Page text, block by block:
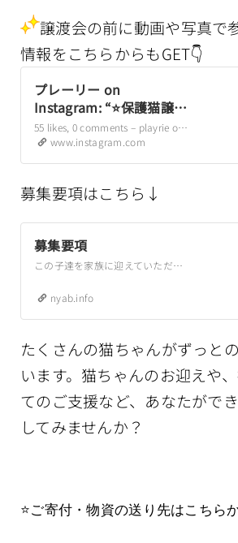
譲渡会の前に動画や写真で
情報をこちらからもGET👇
プレーリー on
Instagram: “⭐️保護猫譲渡
会情報10/12（日）東戸塚
譲渡会の参加予定メンバ
ーはこちら※体調などに
ります子猫から大人猫ま
お家を待っていますぜひ
皆んなに会いに来てくだ
段の様子をご覧いただけ
ます⭐️は初参加🟩子猫部門
⭐️【庭野兄妹】りる♀丈太
郎♂
@mikenosato_nyab⭐️【藤
沢ボーイズ】月♂ 渚♂ 水
輝♂ @playrie【ミーポ
ン…
55 likes, 0 comments – playrie on October 4, 2025: “⭐️保護猫譲渡会情報10/12（日）東戸塚譲渡会の参加予定メンバーはこちら※体調などによりお休みする場合もあります子猫から大人猫まで🐈🐈‍⬛初参加の猫たちも多数参加❣️みんなずっとのお家を待っていますぜひ皆んなに会いに来てください❗️↓各アカウン…
www.instagram.com
募集要項はこちら↓
募集要項
この子達を家族に迎えていただけると、次の子にチャンスが巡ってきます。外暮らしの猫たちにどうかチャンスを与えていただけると幸いです。里親（猫のお母さん）になっていただく方には、保護猫をお迎えいただくにあたって、下記のお願いをしております。なにとぞよろしくお願いいたします。ペットとしてではなく、家族として迎えてください。生涯の最後まで、見捨てず面倒を見…
nyab.info
たくさんの猫ちゃんがずっと
います。 猫ちゃんのお迎えや
てのご支援など、あなたがで
してみませんか？
⭐️ご寄付・物資の送り先はこちら